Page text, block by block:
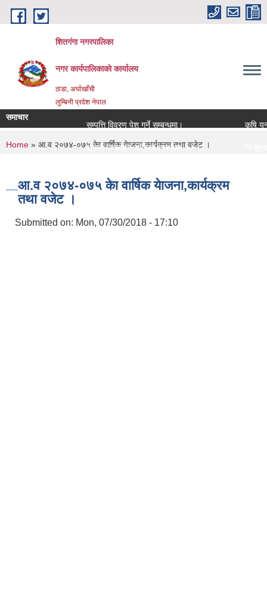
Skip to main content
शितगंगा नगरपालिका
नगर कार्यपालिकाकाे कार्यालय
ठाडा, अर्घाखाँची
लुम्बिनी प्रदेश नेपाल
समाचार
सम्पत्ति विवरण पेश गर्ने सम्बन्धमा।
कृषि
सूचना प्रकाशन गरिएको सम्बन्धमा ।।।
You are here
Home » आ‍.व २०७४-०७५ केा वार्षिक येाजना,कार्यक्रम तथा वजेट ।
आ‍.व २०७४-०७५ केा वार्षिक येाजना,कार्यक्रम
तथा वजेट ।
Submitted on: Mon, 07/30/2018 - 17:10